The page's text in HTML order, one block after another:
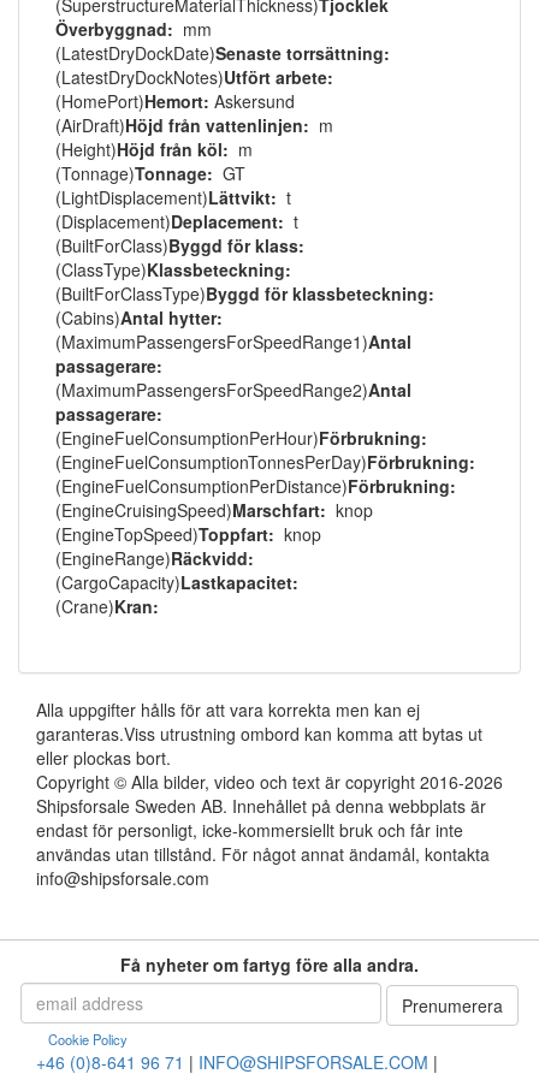
Överbyggnad: mm
(LatestDryDockDate)Senaste torrsättning:
(LatestDryDockNotes)Utfört arbete:
(HomePort)Hemort: Askersund
(AirDraft)Höjd från vattenlinjen: m
(Height)Höjd från köl: m
(Tonnage)Tonnage: GT
(LightDisplacement)Lättvikt: t
(Displacement)Deplacement: t
(BuiltForClass)Byggd för klass:
(ClassType)Klassbeteckning:
(BuiltForClassType)Byggd för klassbeteckning:
(Cabins)Antal hytter:
(MaximumPassengersForSpeedRange1)Antal
passagerare:
(MaximumPassengersForSpeedRange2)Antal
passagerare:
(EngineFuelConsumptionPerHour)Förbrukning:
(EngineFuelConsumptionTonnesPerDay)Förbrukning:
(EngineFuelConsumptionPerDistance)Förbrukning:
(EngineCruisingSpeed)Marschfart: knop
(EngineTopSpeed)Toppfart: knop
(EngineRange)Räckvidd:
(CargoCapacity)Lastkapacitet:
(Crane)Kran:
Alla uppgifter hålls för att vara korrekta men kan ej
garanteras.Viss utrustning ombord kan komma att bytas ut
eller plockas bort.
Copyright © Alla bilder, video och text är copyright 2016-2026
Shipsforsale Sweden AB. Innehållet på denna webbplats är
endast för personligt, icke-kommersiellt bruk och får inte
användas utan tillstånd. För något annat ändamål, kontakta
info@shipsforsale.com
Få nyheter om fartyg före alla andra.
Cookie Policy
+46 (0)8-641 96 71 | INFO@SHIPSFORSALE.COM |